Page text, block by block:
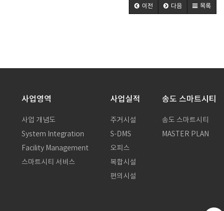
이전 다음 목록
사업영역
사업 개념도
System Integration
Facility Management
스마트시티 서비스
사업실적
주거시설
S-DMS
오피스
복합시설
편의시설
송도 스마트시티
송도 스마트시티
MASTER PLAN